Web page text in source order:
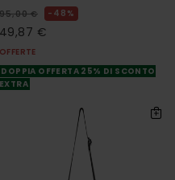
95,00 € 48%
49,87 €
OFFERTE
DOPPIA OFFERTA 25% DI SCONTO
EXTRA